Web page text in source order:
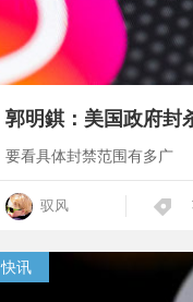
郭明錤：美国政府封
要看具体封禁范围有多广
驭风
快讯